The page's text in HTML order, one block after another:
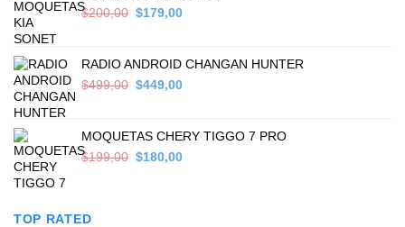
$200,00 Original
$200,00.
$179,00Current
$179,00.
RADIO ANDROID CHANGAN HUNTER
$499,00 Original
$499,00.
$449,00Current
$449,00.
MOQUETAS CHERY TIGGO 7 PRO
$199,00 Original
$180,00Current
TOP RATED